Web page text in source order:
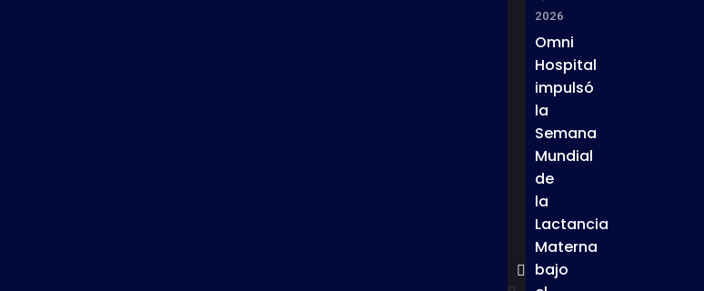
2026
Omni
Hospital
impulsó
la
Semana
Mundial
de
la
Lactancia
Materna
bajo